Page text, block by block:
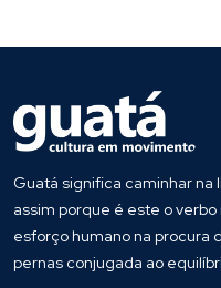
Guatá significa caminhar na
assim porque é este o
esforço humano na procura
pernas conjugada ao